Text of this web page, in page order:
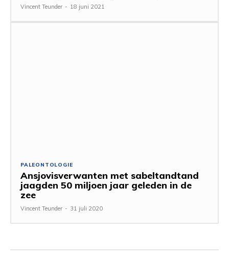
Vincent Teunder - 18 juni 2021
PALEONTOLOGIE
Ansjovisverwanten met sabeltandtand
jaagden 50 miljoen jaar geleden in de
zee
Vincent Teunder - 31 juli 2020